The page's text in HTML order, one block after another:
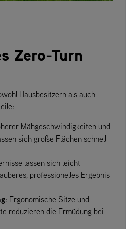
Zero-Turn
Hausbesitzern als auch
Mähgeschwindigkeiten und
sich große Flächen schnell
lassen sich leicht
professionelles Ergebnis
: Ergonomische Sitze und
reduzieren die Ermüdung bei